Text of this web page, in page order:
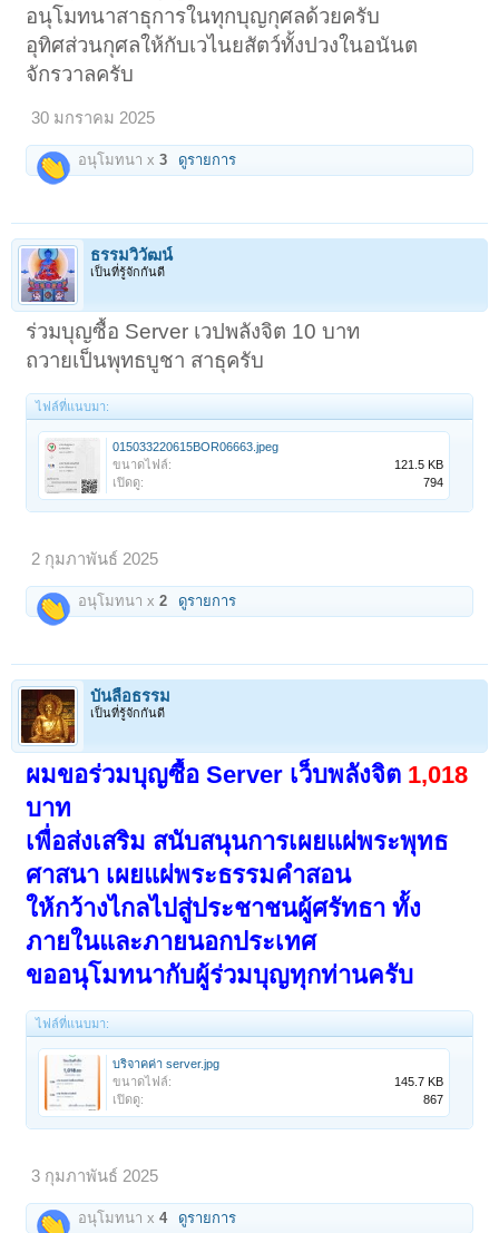
อนุโมทนาสาธุการในทุกบุญกุศลด้วยครับ
อุทิศส่วนกุศลให้กับเวไนยสัตว์ทั้งปวงในอนันต
จักรวาลครับ
30 มกราคม 2025
อนุโมทนา x3 ดูรายการ
ธรรมวิวัฒน์
เป็นที่รู้จักกันดี
ร่วมบุญซื้อ Server เวปพลังจิต 10 บาท
ถวายเป็นพุทธบูชา สาธุครับ
ไฟล์ที่แนบมา:
015033220615BOR06663.jpeg
ขนาดไฟล์:
121.5 KB
เปิดดู:
794
2 กุมภาพันธ์ 2025
อนุโมทนา x2 ดูรายการ
บันลือธรรม
เป็นที่รู้จักกันดี
ผมขอร่วมบุญซื้อ Server เว็บพลังจิต 1,018
บาท
เพื่อส่งเสริม สนับสนุนการเผยแผ่พระพุทธ
ศาสนา เผยแผ่พระธรรมคำสอน
ให้กว้างไกลไปสู่ประชาชนผู้ศรัทธา ทั้ง
ภายในและภายนอกประเทศ
ขออนุโมทนากับผู้ร่วมบุญทุกท่านครับ
ไฟล์ที่แนบมา:
บริจาคค่า server.jpg
ขนาดไฟล์:
145.7 KB
เปิดดู:
867
3 กุมภาพันธ์ 2025
อนุโมทนา x4 ดูรายการ